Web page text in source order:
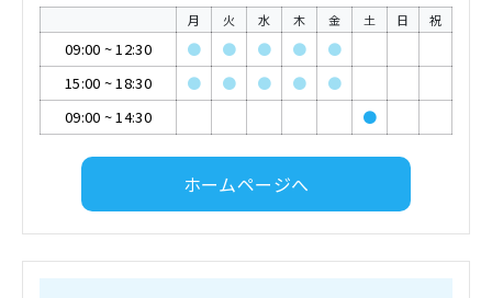
月 火 水 木 金 土 日 祝
09:00 ~12:30 ● ● ● ●
●
15:00 ~18:30 ● ● ● ●
●
09:00 ~14:30 ●
ホームページへ